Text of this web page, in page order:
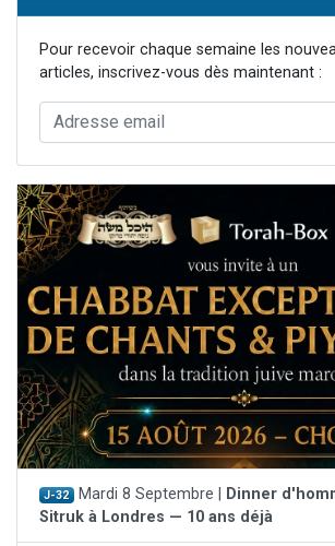
Pour recevoir chaque semaine les
articles, inscrivez-vous dès maintenant :
J-32 Mardi 8 Septembre |
Dinner
Sitruk à Londres — 10 ans déjà